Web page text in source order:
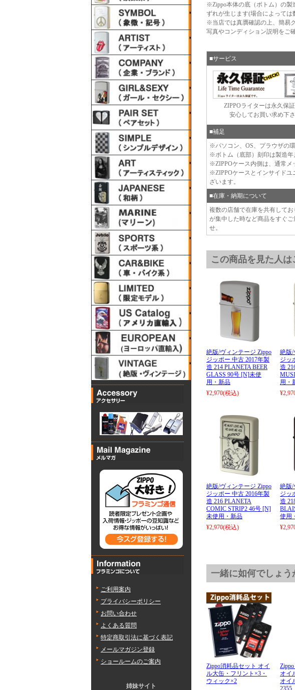
※Zippo本体の底（ボトム）の製
ずれが生じます(場合によっては
※当店では真贋確認の上、簡易
写真やコンディション説明をご
■サービス
ZIPPOライターは永久保証
安心してお買い求め下さ
■補足
※パソコン、OS、プラウザの
※ボトム（底部）刻印は製造年
※ZIPPOケース内側は、通常メ
※ZIPPOケースとインサイドユ
ざいます。
■在庫・納期について
複数の店舗で在庫を共有して
が集中した時など商品をすぐ
せ。
この商品を見た人
絶版/ヴィンテージ Zippo
ジッポー 中古 2017年製
造 214 PLANETA BEER
GLASS 90号 [N]未使
用・新品
¥2,970(税込)
絶版/
ジッ
造
用・
絶版/ヴィンテージ Zippo
ジッポー 中古 2016年製
造 216 PLANETA
COMIC STRIP2 46号 [N]
未使用・新品
¥2,970(税込)
絶版/
ジッ
造
使用
一緒に如何でしょう
Zippo消耗品セット オイ
ル大缶・フリント×3・
ウィック×2
オイ
オイ
2355
ご利用案内
プライバシーポリシー
お問い合わせ
よくある質問
特定商取引法に基づく表記
メールマガジン登録
ショールームのご案内
姉妹サイト